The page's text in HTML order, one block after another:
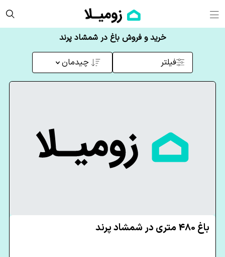
خرید و فروش باغ در شمشاد پرند
فیلتر چیدمان
باغ 480 متری در شمشاد پرند